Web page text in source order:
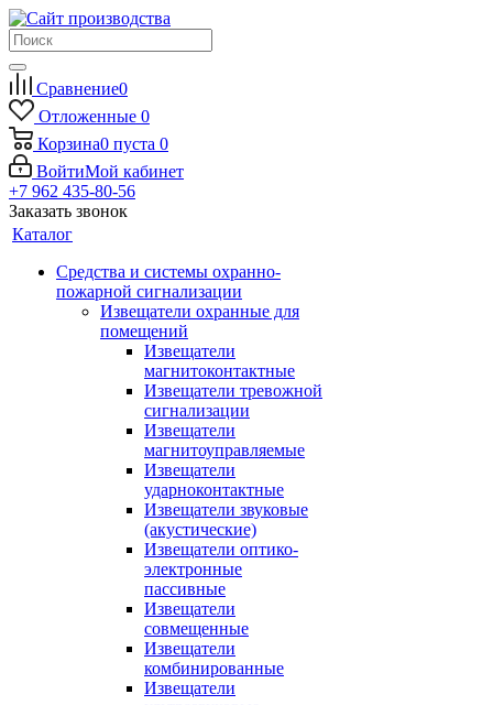
Сравнение0
Отложенные 0
Корзина0 пуста 0
ВойтиМой кабинет
+7 962 435-80-56
Заказать звонок
Каталог
Средства и системы охранно-
пожарной сигнализации
Извещатели охранные для
помещений
Извещатели
магнитоконтактные
Извещатели тревожной
сигнализации
Извещатели
магнитоуправляемые
Извещатели
ударноконтактные
Извещатели звуковые
(акустические)
Извещатели оптико-
электронные
пассивные
Извещатели
совмещенные
Извещатели
комбинированные
Извещатели